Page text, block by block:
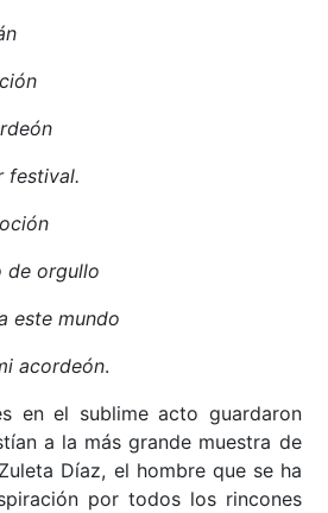
festival.
de orgullo
este mundo
acordeón.
en el sublime acto guardaron
a la más grande muestra de
Díaz, el hombre que se ha
por todos los rincones